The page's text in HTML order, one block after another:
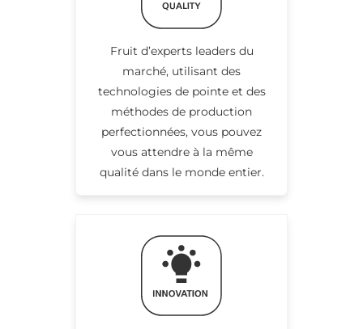
Fruit d’experts leaders du
marché, utilisant des
technologies de pointe et des
méthodes de production
perfectionnées, vous pouvez
vous attendre à la même
qualité dans le monde entier.